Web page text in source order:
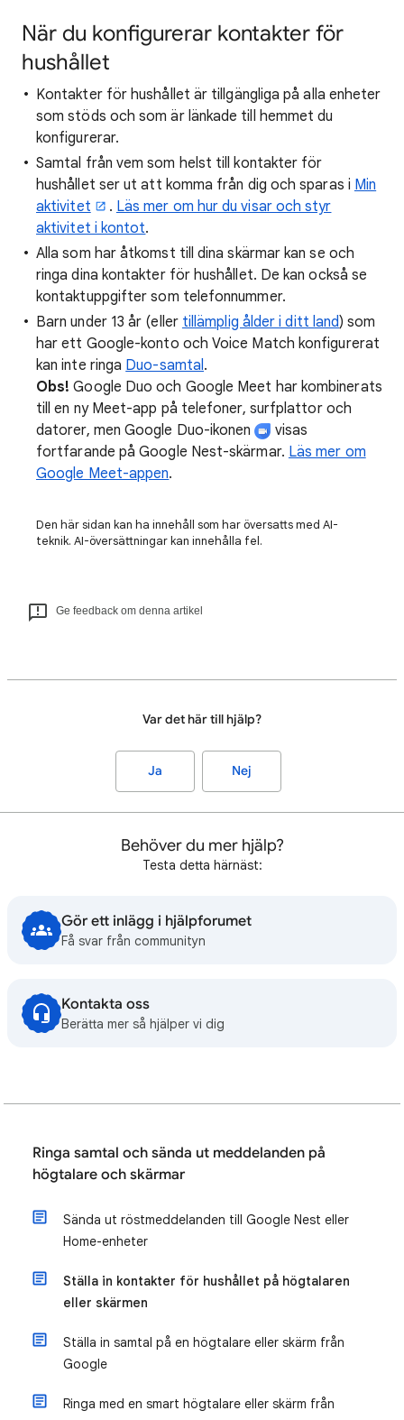
När du konfigurerar kontakter för
hushållet
Kontakter för hushållet är tillgängliga på alla enheter
som stöds och som är länkade till hemmet du
konfigurerar.
Samtal från vem som helst till kontakter för
hushållet ser ut att komma från dig och sparas i Min
aktivitet
. Läs mer om hur du visar och styr
aktivitet i kontot.
Alla som har åtkomst till dina skärmar kan se och
ringa dina kontakter för hushållet. De kan också se
kontaktuppgifter som telefonnummer.
Barn under 13 år (eller tillämplig ålder i ditt land) som
har ett Google-konto och Voice Match konfigurerat
kan inte ringa Duo-samtal.
Obs! Google Duo och Google Meet har kombinerats
till en ny Meet-app på telefoner, surfplattor och
datorer, men Google Duo-ikonen
visas
fortfarande på Google Nest-skärmar. Läs mer om
Google Meet-appen.
Den här sidan kan ha innehåll som har översatts med AI-
teknik. AI-översättningar kan innehålla fel.
Ge feedback om denna artikel
Var det här till hjälp?
Ja Nej
Behöver du mer hjälp?
Testa detta härnäst:
Gör ett inlägg i hjälpforumet
Få svar från communityn
Kontakta oss
Berätta mer så hjälper vi dig
Ringa samtal och sända ut meddelanden på
högtalare och skärmar
Sända ut röstmeddelanden till Google Nest eller
Home-enheter
Ställa in kontakter för hushållet på högtalaren
eller skärmen
Ställa in samtal på en högtalare eller skärm från
Google
Ringa med en smart högtalare eller skärm från